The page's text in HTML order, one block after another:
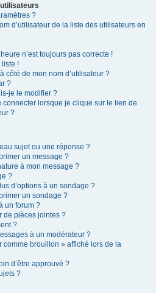
?
d’utilisateur de la liste des utilisateurs en
n’est toujours pas correcte !
liste !
côté de mon nom d’utilisateur ?
?
je le modifier ?
connecter lorsque je clique sur le lien de
?
sujet ou une réponse ?
un message ?
à mon message ?
?
d’options à un sondage ?
un sondage ?
un forum ?
de pièces jointes ?
?
à un modérateur ?
comme brouillon » affiché lors de la
d’être approuvé ?
?